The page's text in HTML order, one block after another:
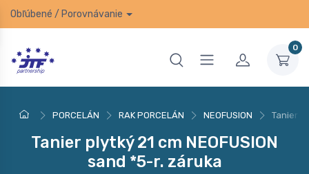
Obľúbené / Porovnávanie
0
PORCELÁN RAK PORCELÁN NEOFUSION Tanier
Tanier plytký 21 cm NEOFUSION
sand *5-r. záruka